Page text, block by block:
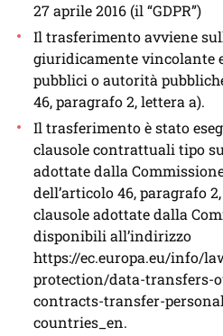
27 aprile 2016 (il “GDPR”)
Il trasferimento avviene
giuridicamente vincolante
pubblici o autorità
46, paragrafo 2, lettera a).
Il trasferimento è stato
clausole contrattuali tipo
adottate dalla
dell’articolo 46, paragrafo
clausole adottate dalla
disponibili all’indirizzo
https://ec.europa.eu/info/
protection/data-transfers-
contracts-transfer-
countries_en.